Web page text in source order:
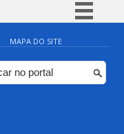
Simplifique!
Comunica BR
Participe
MAPA DO SITE